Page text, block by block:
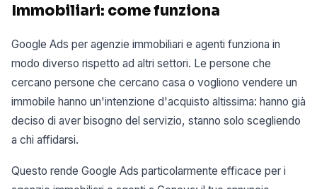
Immobiliari: come funziona
Google Ads per agenzie immobiliari e agenti funziona in
modo diverso rispetto ad altri settori. Le persone che
cercano persone che cercano casa o vogliono vendere un
immobile hanno un'intenzione d'acquisto altissima: hanno già
deciso di aver bisogno del servizio, stanno solo scegliendo
a chi affidarsi.
Questo rende Google Ads particolarmente efficace per i